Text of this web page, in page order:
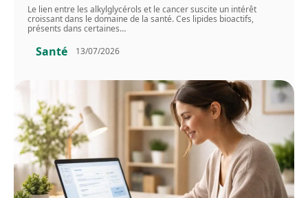
Le lien entre les alkylglycérols et le cancer suscite un intérêt
croissant dans le domaine de la santé. Ces lipides bioactifs,
présents dans certaines…
Santé 13/07/2026